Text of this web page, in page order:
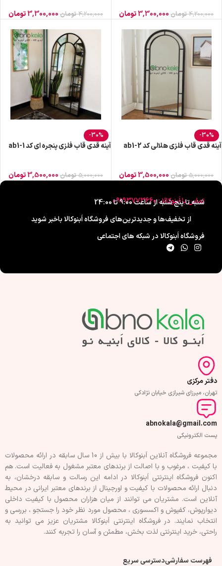
4,200,000 تومان 3,300,000تومان 4,200,000 تومان 3,300,000تومان
-30%
آینه قدی قاب فلزی هلالی کد ab1-2
5,000,000 تومان 3,500,000تومان
-30%
آینه قدی قاب فلزی پنجره ای کد ab1-1
5,000,000 تومان 3,500,000تومان
تماس با اَبنوکالا : 09193773660
شنبه تا پنج شنبه از ساعت 9:00 تا 24:00
از تخفیف‌ها و جدیدترین‌های فروشگاه اَبنوکالا باخبر شوید
فروشگاه اَبنوکالا در شبکه های اجتماعی
دفتر مرکزی
تهران، میرزای شیرازی خیابان نژادکی
abnokala@gmail.com
پست الکترونیکی
مجموعه فروشگاه آنلاین اَبنوکالا با بیش از 10 سال سابقه در ارائه محصولات
با کيفيت ، مرغوب و با اصالت از برندهای معتبر مشغول به فعاليت است. هم
اکنون فروشگاه اینترنتی اَبنوکالا در ادامه اين رسالت و سابقه درخشان، به
دنبال ارائه محصولات با کيفيت و اورجينال از برندهای معتبر ايرانی در محيط
آنلاين است. مشتريان می توانند از ميان هزاران محصول با کيفيت داخلی
دیوارپوش، کفپوش و اکسسوری ، محصول مورد نظر خود را جستجو ، بررسی و
انتخاب نمايند. در فروشگاه اینترنتی اَبنوکالا مشتريان عزیز می توانيد به
راحتی، خرید اینترنتی لذت بخش، مطمئن و آسان را تجربه کنند.
فهرست سفارشیدسترسی سریع